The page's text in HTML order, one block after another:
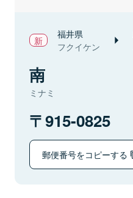
福井県
フクイケン
南
ミナミ
915-0825
郵便番号をコピーする